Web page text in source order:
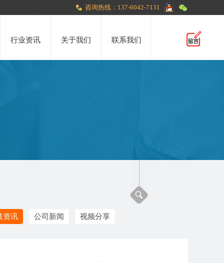
咨询热线：137-6042-7131
行业资讯 关于我们 联系我们
资讯 公司新闻 视频分享